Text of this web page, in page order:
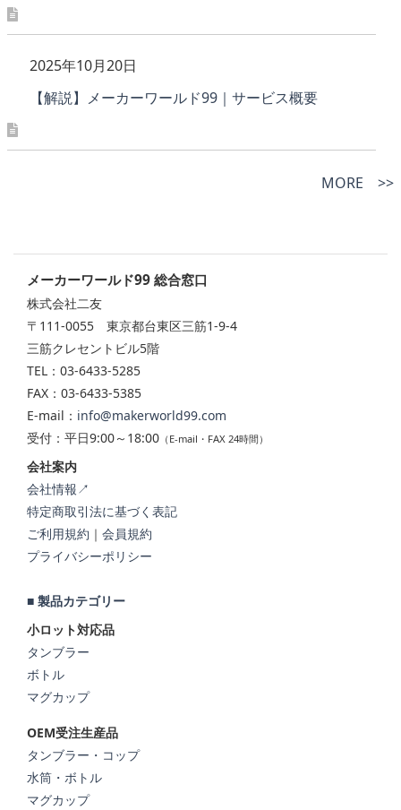
【解説】メーカーワールド99｜サービス概要
2025年10月20日
MORE >>
メーカーワールド99 総合窓口
株式会社二友
〒111-0055 東京都台東区三筋1-9-4
三筋クレセントビル5階
TEL：03-6433-5285
FAX：03-6433-5385
E-mail： info@makerworld99.com
受付：平日9:00～18:00 （E-mail・FAX 24時間）
会社案内
会社情報↗
特定商取引法に基づく表記
ご利用規約 ｜ 会員規約
プライバシーポリシー
■ 製品カテゴリー
小ロット対応品
タンブラー
ボトル
マグカップ
OEM受注生産品
タンブラー・コップ
水筒・ボトル
マグカップ